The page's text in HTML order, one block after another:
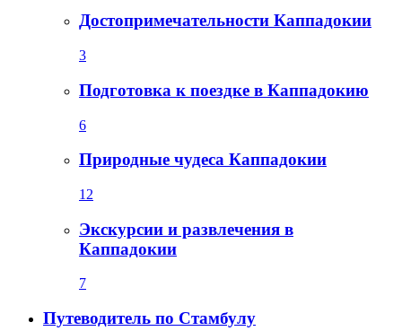
Достопримечательности Каппадокии
3
Подготовка к поездке в Каппадокию
6
Природные чудеса Каппадокии
12
Экскурсии и развлечения в
Каппадокии
7
Путеводитель по Стамбулу